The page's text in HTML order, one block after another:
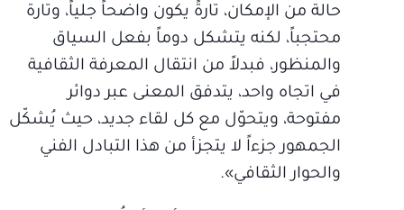
حالة من الإمكان، تارةً يكون واضحاً جلياً، وتارة
محتجباً، لكنه يتشكل دوماً بفعل السياق
والمنظور، فبدلاً من انتقال المعرفة الثقافية
في اتجاه واحد، يتدفق المعنى عبر دوائر
مفتوحة، ويتحوّل مع كل لقاء جديد، حيث يُشكّل
الجمهور جزءاً لا يتجزأ من هذا التبادل الفني
والحوار الثقافي».